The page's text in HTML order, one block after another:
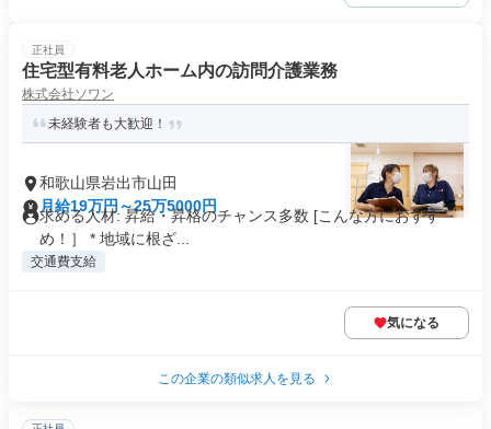
正社員
住宅型有料老人ホーム内の訪問介護業務
株式会社ソワン
未経験者も大歓迎！
和歌山県岩出市山田
月給19万円～25万5000円
求める人材: 昇給・昇格のチャンス多数 [こんな方におすす
め！］ * 地域に根ざ...
交通費支給
気になる
この企業の類似求人を見る